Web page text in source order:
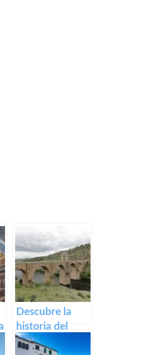
Descubre la
historia del
impresionante